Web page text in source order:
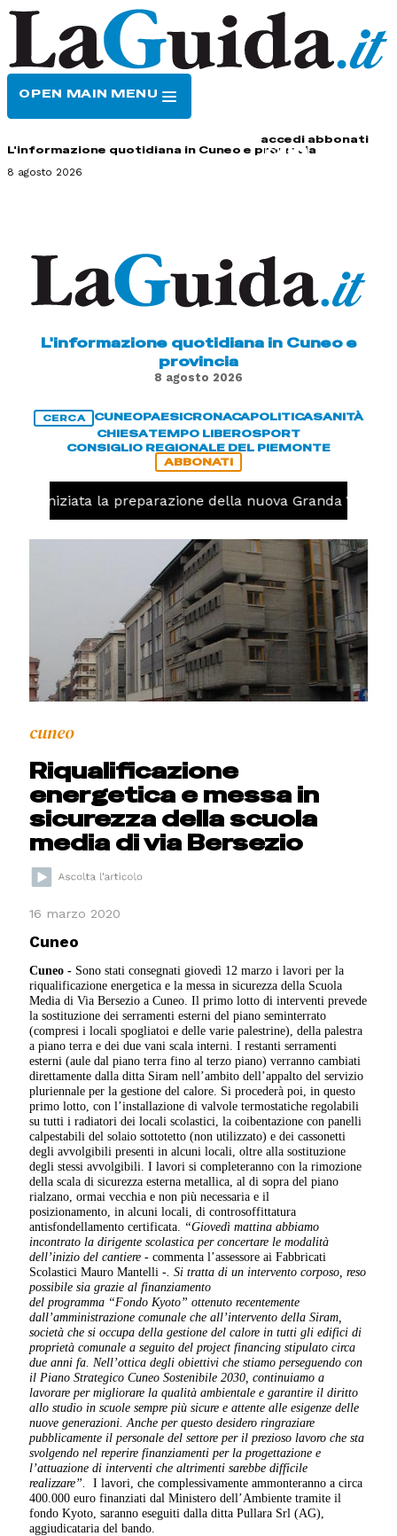
OPEN MAIN MENU
accedi abbonati
L'informazione quotidiana in Cuneo e provincia
8 agosto 2026
L'informazione quotidiana in Cuneo e
provincia
8 agosto 2026
CERCA CUNEOPAESICRONACAPOLITICASANITÀ
CHIESATEMPO LIBEROSPORT
CONSIGLIO REGIONALE DEL PIEMONTE
ABBONATI
iniziata la preparazione della nuova Granda Volley
cuneo
Riqualificazione
energetica e messa in
sicurezza della scuola
media di via Bersezio
16 marzo 2020
Cuneo
Cuneo - Sono stati consegnati giovedì 12 marzo i lavori per la
riqualificazione energetica e la messa in sicurezza della Scuola
Media di Via Bersezio a Cuneo. Il primo lotto di interventi prevede
la sostituzione dei serramenti esterni del piano seminterrato
(compresi i locali spogliatoi e delle varie palestrine), della palestra
a piano terra e dei due vani scala interni. I restanti serramenti
esterni (aule dal piano terra fino al terzo piano) verranno cambiati
direttamente dalla ditta Siram nell’ambito dell’appalto del servizio
pluriennale per la gestione del calore. Si procederà poi, in questo
primo lotto, con l’installazione di valvole termostatiche regolabili
su tutti i radiatori dei locali scolastici, la coibentazione con panelli
calpestabili del solaio sottotetto (non utilizzato) e dei cassonetti
degli avvolgibili presenti in alcuni locali, oltre alla sostituzione
degli stessi avvolgibili. I lavori si completeranno con la rimozione
della scala di sicurezza esterna metallica, al di sopra del piano
rialzano, ormai vecchia e non più necessaria e il
posizionamento, in alcuni locali, di controsoffittatura
antisfondellamento certificata.
“Giovedì mattina abbiamo
incontrato la dirigente scolastica per concertare le modalità
dell’inizio del cantiere -commenta l’assessore ai Fabbricati
Scolastici Mauro Mantelli -. Si tratta di un intervento corposo, reso
possibile sia grazie al finanziamento
del programma “Fondo Kyoto” ottenuto recentemente
dall’amministrazione comunale che all’intervento della Siram,
società che si occupa della gestione del calore in tutti gli edifici di
proprietà comunale a seguito del project financing stipulato circa
due anni fa. Nell’ottica degli obiettivi che stiamo perseguendo con
il Piano Strategico Cuneo Sostenibile 2030, continuiamo a
lavorare per migliorare la qualità ambientale e garantire il diritto
allo studio in scuole sempre più sicure e attente alle esigenze delle
nuove generazioni. Anche per questo desidero ringraziare
pubblicamente il personale del settore per il prezioso lavoro che sta
svolgendo nel reperire finanziamenti per la progettazione e
l’attuazione di interventi che altrimenti sarebbe difficile
realizzare”.
I lavori, che complessivamente ammonteranno a circa
400.000 euro finanziati dal Ministero dell’Ambiente tramite il
fondo Kyoto, saranno eseguiti dalla ditta Pullara Srl (AG),
aggiudicataria del bando.